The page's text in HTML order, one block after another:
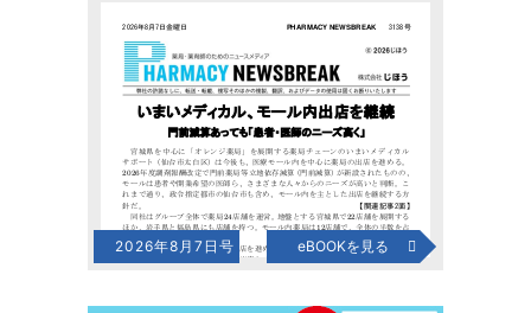
2026年8月7日号 eBOOKを見る